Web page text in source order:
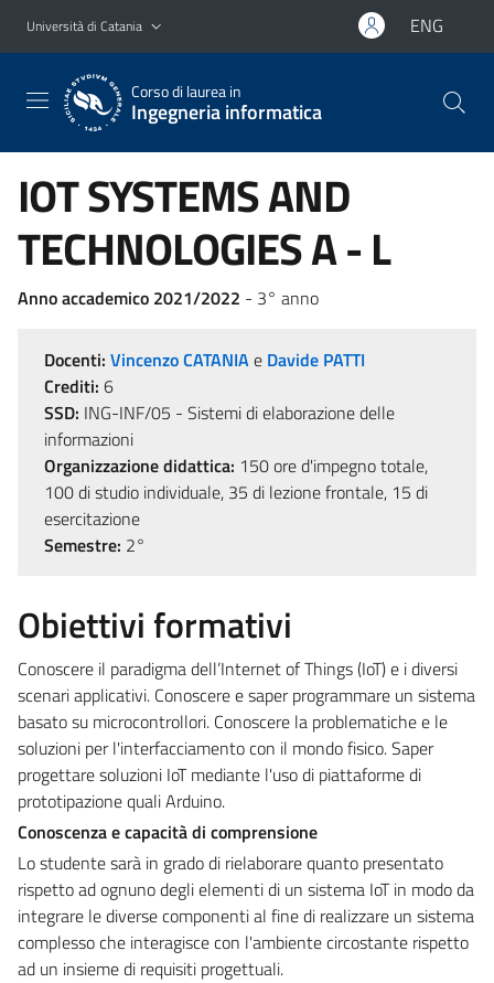
Vai al contenuto principale
Vai al menu di navigazione
Università di Catania ENG
Corso di laurea in
Ingegneria informatica
IOT SYSTEMS AND
TECHNOLOGIES A - L
Anno accademico 2021/2022 - 3° anno
Docenti: Vincenzo CATANIAe Davide PATTI
Crediti: 6
SSD: ING-INF/05 - Sistemi di elaborazione delle
informazioni
Organizzazione didattica: 150 ore d'impegno totale,
100 di studio individuale, 35 di lezione frontale, 15 di
esercitazione
Semestre: 2°
Obiettivi formativi
Conoscere il paradigma dell’Internet of Things (IoT) e i diversi
scenari applicativi. Conoscere e saper programmare un sistema
basato su microcontrollori. Conoscere la problematiche e le
soluzioni per l'interfacciamento con il mondo fisico. Saper
progettare soluzioni IoT mediante l'uso di piattaforme di
prototipazione quali Arduino.
Conoscenza e capacità di comprensione
Lo studente sarà in grado di rielaborare quanto presentato
rispetto ad ognuno degli elementi di un sistema IoT in modo da
integrare le diverse componenti al fine di realizzare un sistema
complesso che interagisce con l'ambiente circostante rispetto
ad un insieme di requisiti progettuali.